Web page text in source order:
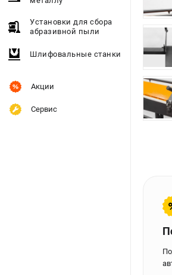
Установки для сбора
абразивной пыли
Шлифовальные станки
Акции
Сервис